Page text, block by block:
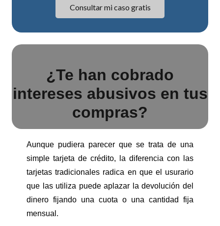
Consultar mi caso gratis
¿Te han cobrado
intereses abusivos en tus
compras?
Aunque pudiera parecer que se trata de una
simple tarjeta de crédito, la diferencia con las
tarjetas tradicionales radica en que el usurario
que las utiliza puede aplazar la devolución del
dinero fijando una cuota o una cantidad fija
mensual.